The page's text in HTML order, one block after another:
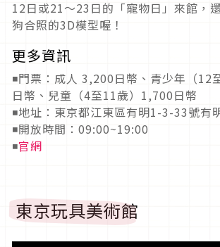
12日或21～23日的「寵物日」來館，
狗合照的3D模型喔！
更多資訊
◾門票：成人 3,200日幣、青少年（12
日幣、兒童（4至11歲）1,700日幣
◾地址：東京都江東區有明1-3-33號有
◾開放時間：09:00~19:00
◾官網
東京玩具美術館